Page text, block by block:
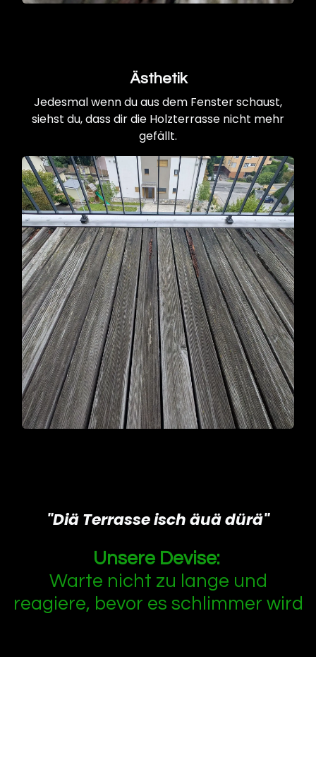
Ästhetik
Jedesmal wenn du aus dem Fenster schaust,
siehst du, dass dir die Holzterrasse nicht mehr
gefällt.
"Diä Terrasse isch äuä dürä"
Unsere Devise:
Warte nicht zu lange und
reagiere, bevor es schlimmer wird